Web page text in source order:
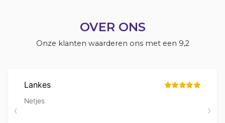
OVER ONS
Onze klanten waarderen ons met een 9,2